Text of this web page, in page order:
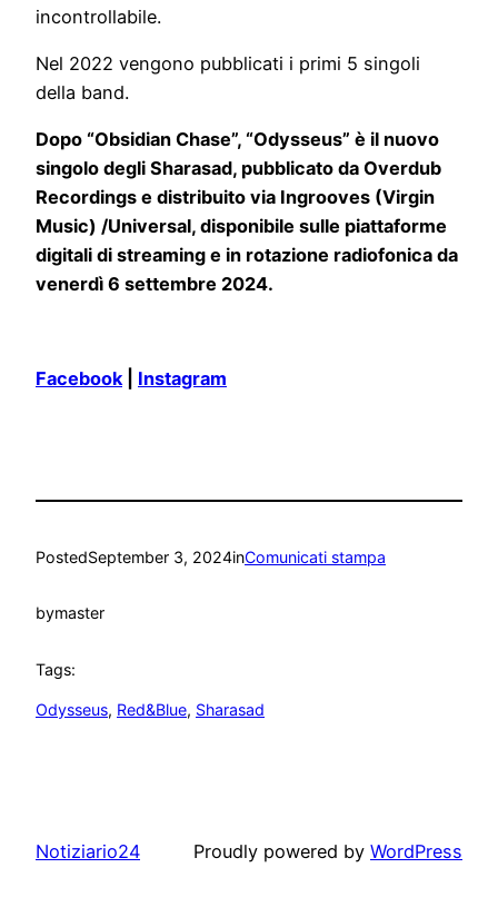
incontrollabile.
Nel 2022 vengono pubblicati i primi 5 singoli
della band.
Dopo “Obsidian Chase”, “Odysseus” è il nuovo
singolo degli Sharasad, pubblicato da Overdub
Recordings e distribuito via Ingrooves (Virgin
Music) /Universal, disponibile sulle piattaforme
digitali di streaming e in rotazione radiofonica da
venerdì 6 settembre 2024.
Facebook| Instagram
PostedSeptember 3, 2024inComunicati stampa
bymaster
Tags:
Odysseus, Red&Blue, Sharasad
Notiziario24 Proudly powered by WordPress